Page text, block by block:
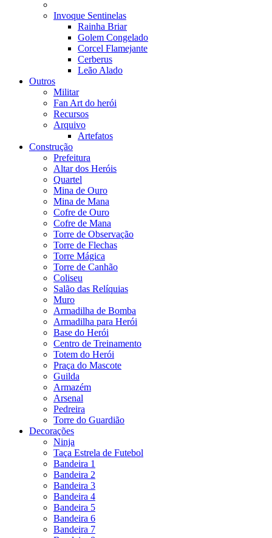
Invoque Sentinelas
Rainha Briar
Golem Congelado
Corcel Flamejante
Cerberus
Leão Alado
Outros
Militar
Fan Art do herói
Recursos
Arquivo
Artefatos
Construção
Prefeitura
Altar dos Heróis
Quartel
Mina de Ouro
Mina de Mana
Cofre de Ouro
Cofre de Mana
Torre de Observação
Torre de Flechas
Torre Mágica
Torre de Canhão
Coliseu
Salão das Relíquias
Muro
Armadilha de Bomba
Armadilha para Herói
Base do Herói
Centro de Treinamento
Totem do Herói
Praça do Mascote
Guilda
Armazém
Arsenal
Pedreira
Torre do Guardião
Decorações
Ninja
Taça Estrela de Futebol
Bandeira 1
Bandeira 2
Bandeira 3
Bandeira 4
Bandeira 5
Bandeira 6
Bandeira 7